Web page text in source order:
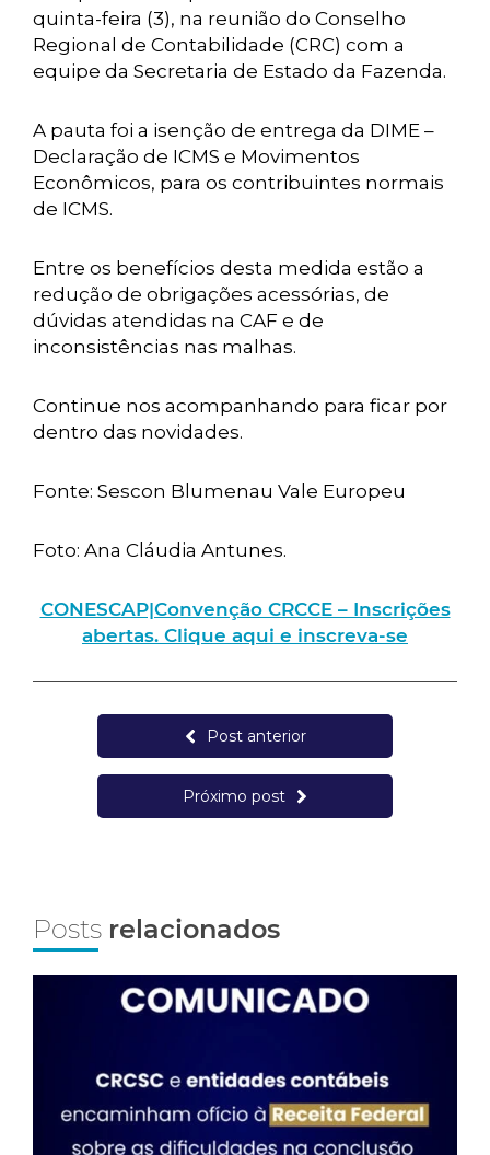
quinta-feira (3), na reunião do Conselho
Regional de Contabilidade (CRC) com a
equipe da Secretaria de Estado da Fazenda.
A pauta foi a isenção de entrega da DIME –
Declaração de ICMS e Movimentos
Econômicos, para os contribuintes normais
de ICMS.
Entre os benefícios desta medida estão a
redução de obrigações acessórias, de
dúvidas atendidas na CAF e de
inconsistências nas malhas.
Continue nos acompanhando para ficar por
dentro das novidades.
Fonte: Sescon Blumenau Vale Europeu
Foto: Ana Cláudia Antunes.
CONESCAP|Convenção CRCCE – Inscrições
abertas. Clique aqui e inscreva-se
Post anterior
Próximo post
Posts relacionados